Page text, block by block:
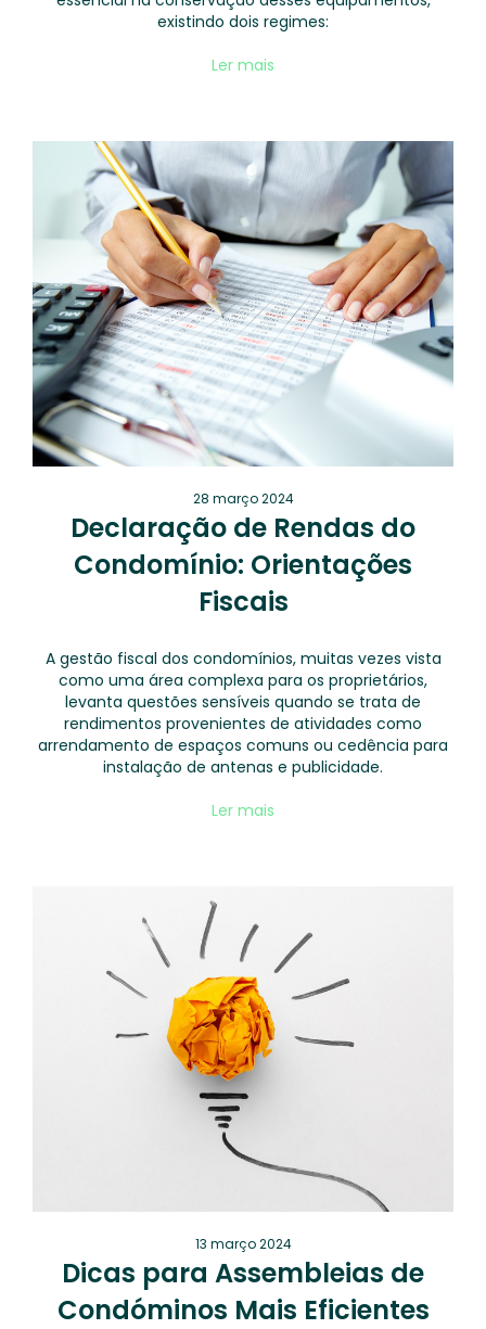
existindo dois regimes:
Ler mais
28 março 2024
Declaração de Rendas do
Condomínio: Orientações
Fiscais
A gestão fiscal dos condomínios, muitas vezes vista
como uma área complexa para os proprietários,
levanta questões sensíveis quando se trata de
rendimentos provenientes de atividades como
arrendamento de espaços comuns ou cedência para
instalação de antenas e publicidade.
Ler mais
13 março 2024
Dicas para Assembleias de
Condóminos Mais Eficientes